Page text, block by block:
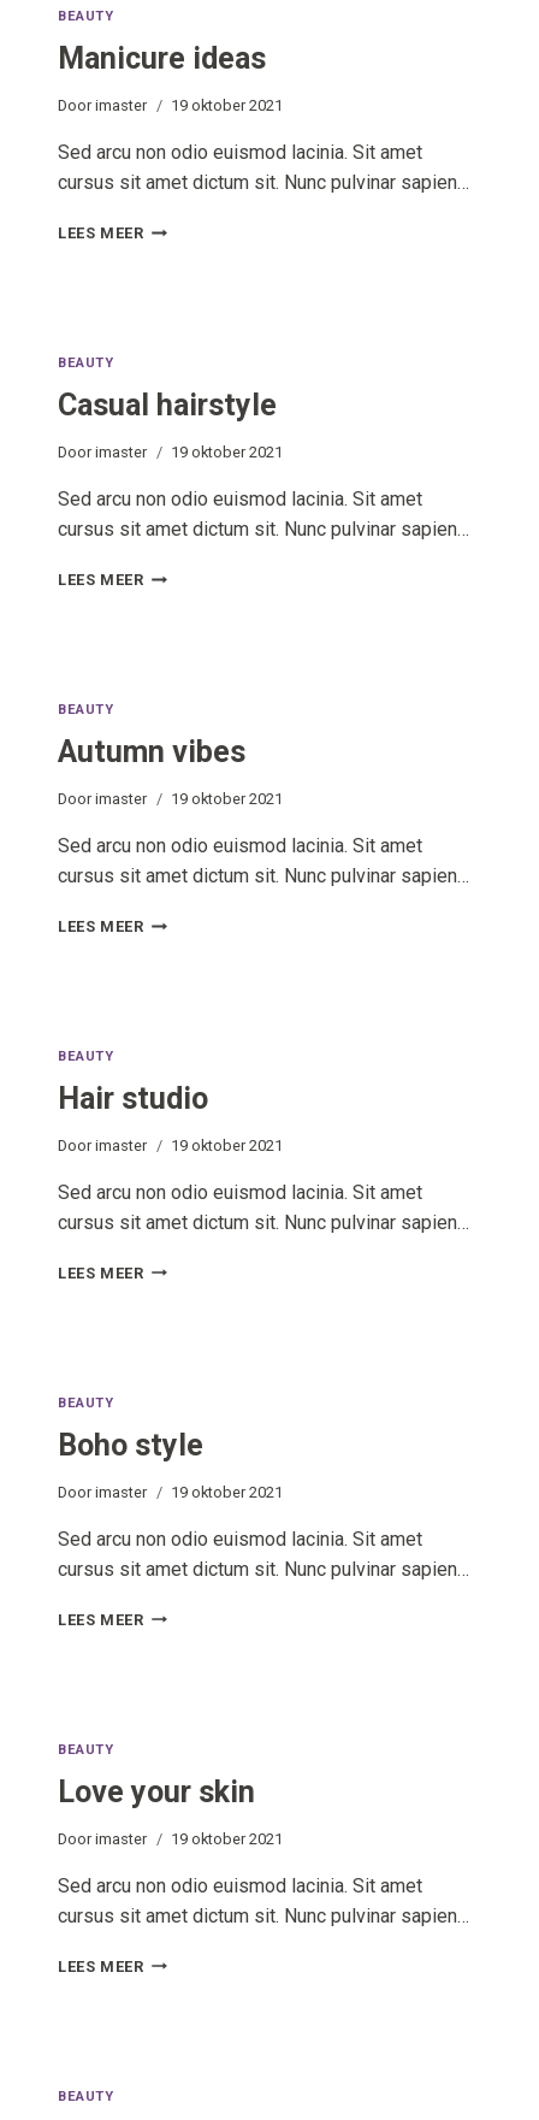
BEAUTY
Manicure ideas
Door imaster 19 oktober 2021
Sed arcu non odio euismod lacinia. Sit amet
cursus sit amet dictum sit. Nunc pulvinar sapien…
LEES MEERMANICURE
BEAUTY
Casual hairstyle
Door imaster 19 oktober 2021
Sed arcu non odio euismod lacinia. Sit amet
cursus sit amet dictum sit. Nunc pulvinar sapien…
LEES MEERCASUAL
BEAUTY
Autumn vibes
Door imaster 19 oktober 2021
Sed arcu non odio euismod lacinia. Sit amet
cursus sit amet dictum sit. Nunc pulvinar sapien…
LEES MEERAUTUMN
BEAUTY
Hair studio
Door imaster 19 oktober 2021
Sed arcu non odio euismod lacinia. Sit amet
cursus sit amet dictum sit. Nunc pulvinar sapien…
LEES MEERHAIR
BEAUTY
Boho style
Door imaster 19 oktober 2021
Sed arcu non odio euismod lacinia. Sit amet
cursus sit amet dictum sit. Nunc pulvinar sapien…
LEES MEERBOHO
BEAUTY
Love your skin
Door imaster 19 oktober 2021
Sed arcu non odio euismod lacinia. Sit amet
cursus sit amet dictum sit. Nunc pulvinar sapien…
LEES MEERLOVE
BEAUTY